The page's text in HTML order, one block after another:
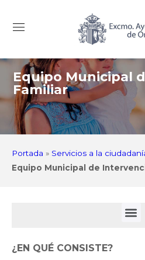
Equipo Municipal
Familiar
Portada » Servicios a la
Equipo Municipal de
¿EN QUÉ CONSISTE?